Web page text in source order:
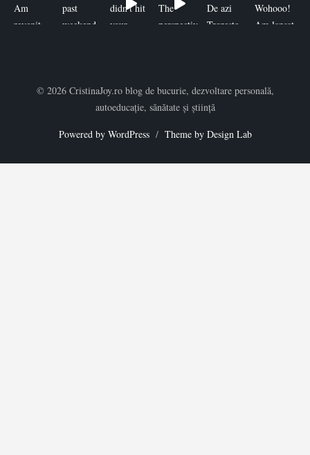
© 2026 CristinaJoy.ro blog de bucurie, dezvoltare personală,
autoeducație, sănătate și știință
Powered by WordPress / Theme by Design Lab